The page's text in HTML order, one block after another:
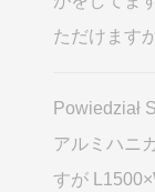
ただけます
Powiedział
アルミハニ
すが